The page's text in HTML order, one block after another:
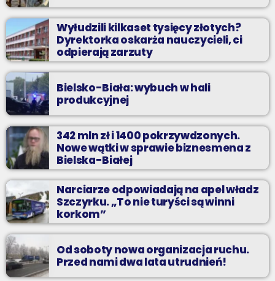
Wyłudzili kilkaset tysięcy złotych?
Dyrektorka oskarża nauczycieli, ci
odpierają zarzuty
Bielsko-Biała: wybuch w hali
produkcyjnej
342 mln zł i 1400 pokrzywdzonych.
Nowe wątki w sprawie biznesmena z
Bielska-Białej
Narciarze odpowiadają na apel władz
Szczyrku. „To nie turyści są winni
korkom”
Od soboty nowa organizacja ruchu.
Przed nami dwa lata utrudnień!